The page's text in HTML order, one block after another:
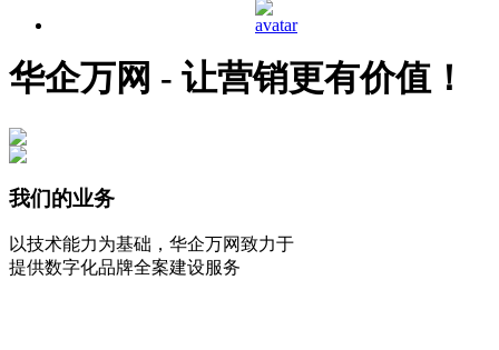
华企万网 - 让营销更有价值！
我们的业务
以技术能力为基础，华企万网致力于
提供数字化品牌全案建设服务